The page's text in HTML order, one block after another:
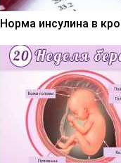
Норма инсулина в